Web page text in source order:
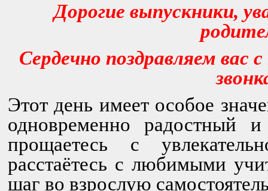
Дорогие выпускники,
Сердечно поздравляем вас
Этот день имеет особое
одновременно радостный
прощаетесь с
расстаётесь с любимыми
шаг во взрослую